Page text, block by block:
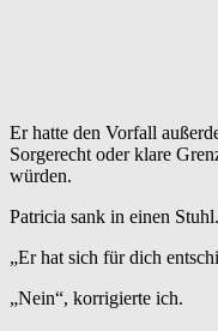
Er hatte den Vorfall
Sorgerecht oder klare
würden.
Patricia sank in einen Stuhl.
„Er hat sich für dich
„Nein“, korrigierte ich.